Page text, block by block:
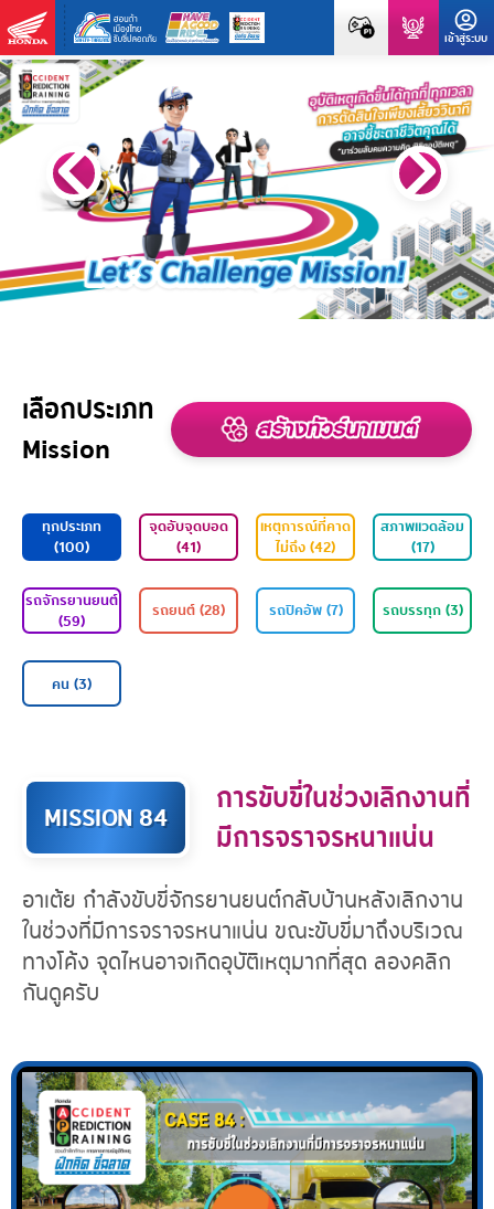
เลือกประเภท
Mission
ทุกประเภท
(100)
(59)
คน (3)
MISSION 84
การขับขี่ในช่วงเลิกงานที่
มีการจราจรหนาแน่น
อาเต้ย กำลังขับขี่จักรยานยนต์กลับบ้านหลังเลิกงาน
ในช่วงที่มีการจราจรหนาแน่น ขณะขับขี่มาถึงบริเวณ
ทางโค้ง จุดไหนอาจเกิดอุบัติเหตุมากที่สุด ลองคลิก
กันดูครับ